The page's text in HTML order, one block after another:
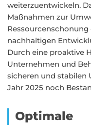
weiterzuentwickeln.
Maßnahmen zur
nachhaltigen
Durch eine proaktive
Unternehmen und
sicheren und stabilen
Jahr 2025 noch
Optimale